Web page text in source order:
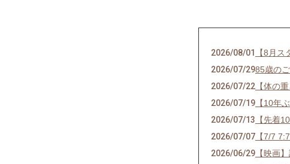
2026/08/01
【8月
2026/07/2985歳の
2026/07/22 【体の
2026/07/19 【10年
2026/07/13 【先着
2026/07/07 【7/7
2026/06/29 【映画